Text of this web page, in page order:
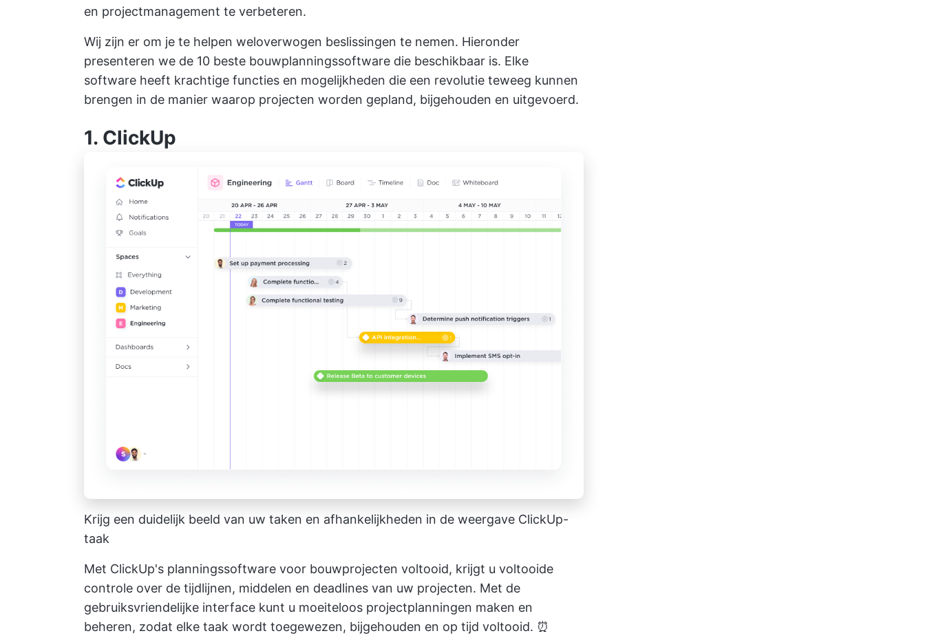
en projectmanagement te verbeteren.
Wij zijn er om je te helpen weloverwogen beslissingen te nemen. Hieronder
presenteren we de 10 beste bouwplanningssoftware die beschikbaar is. Elke
software heeft krachtige functies en mogelijkheden die een revolutie teweeg kunnen
brengen in de manier waarop projecten worden gepland, bijgehouden en uitgevoerd.
1. ClickUp
Krijg een duidelijk beeld van uw taken en afhankelijkheden in de weergave ClickUp-
taak
Met ClickUp's planningssoftware voor bouwprojecten voltooid, krijgt u voltooide
controle over de tijdlijnen, middelen en deadlines van uw projecten. Met de
gebruiksvriendelijke interface kunt u moeiteloos projectplanningen maken en
beheren, zodat elke taak wordt toegewezen, bijgehouden en op tijd voltooid. ⏰